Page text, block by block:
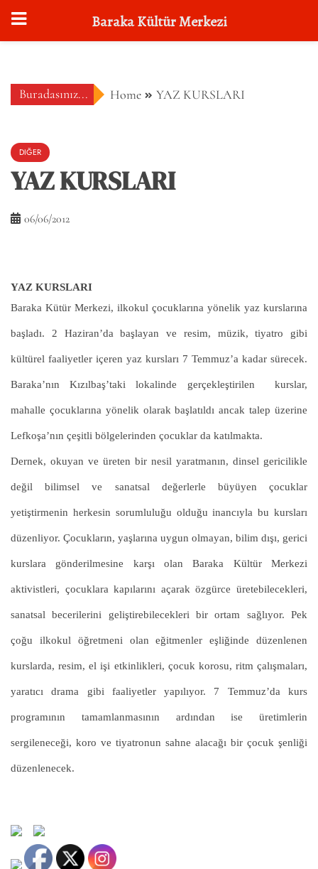
contentBuradasınız... Home YAZ KURSLARI
DIĞER
YAZ KURSLARI
06/06/2012
YAZ KURSLARI
Baraka Kütür Merkezi, ilkokul çocuklarına yönelik yaz kurslarına
başladı. 2 Haziran’da başlayan ve resim, müzik, tiyatro gibi
kültürel faaliyetler içeren yaz kursları 7 Temmuz’a kadar sürecek.
Baraka’nın Kızılbaş’taki lokalinde gerçekleştirilen kurslar,
mahalle çocuklarına yönelik olarak başlatıldı ancak talep üzerine
Lefkoşa’nın çeşitli bölgelerinden çocuklar da katılmakta.
Dernek, okuyan ve üreten bir nesil yaratmanın, dinsel gericilikle
değil bilimsel ve sanatsal değerlerle büyüyen çocuklar
yetiştirmenin herkesin sorumluluğu olduğu inancıyla bu kursları
düzenliyor. Çocukların, yaşlarına uygun olmayan, bilim dışı, gerici
kurslara gönderilmesine karşı olan Baraka Kültür Merkezi
aktivistleri, çocuklara kapılarını açarak özgürce üretebilecekleri,
sanatsal becerilerini geliştirebilecekleri bir ortam sağlıyor. Pek
çoğu ilkokul öğretmeni olan eğitmenler eşliğinde düzenlenen
kurslarda, resim, el işi etkinlikleri, çocuk korosu, ritm çalışmaları,
yaratıcı drama gibi faaliyetler yapılıyor. 7 Temmuz’da kurs
programının tamamlanmasının ardından ise üretimlerin
sergileneceği, koro ve tiyatronun sahne alacağı bir çocuk şenliği
düzenlenecek.
Baraka Kültür Merkezi